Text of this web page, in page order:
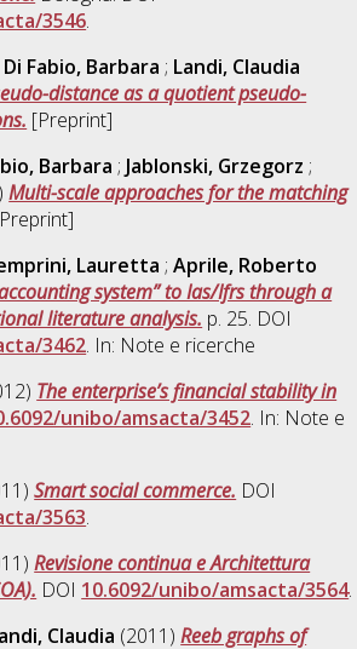
3546.
Di Fabio, Barbara ; Landi, Claudia
distance as a quotient pseudo-
[Preprint]
Barbara ; Jablonski, Grzegorz ;
Multi-scale approaches for the matching
Lauretta ;Aprile, Roberto
system” to Ias/Ifrs through a
literature analysis. p. 25. DOI
3462. In: Note e ricerche
The enterprise’s financial stability in
unibo/amsacta/3452. In: Note e
Smart social commerce. DOI
3563.
Revisione continua e Architettura
DOI 10.6092/unibo/amsacta/3564.
Claudia (2011)Reeb graphs of